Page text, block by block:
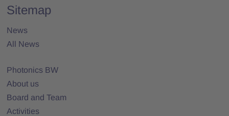
Sitemap
News
All News
Photonics BW
About us
Board and Team
Activities